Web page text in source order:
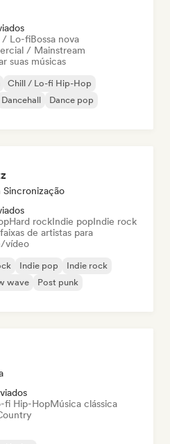
/ Lo-fiBossa nova
/ Mainstream
suas músicas
Chill / Lo-fi Hip-Hop
Dancehall
Dance pop
Sincronização
Hard rockIndie popIndie rock
de artistas para
vídeo
Indie pop
Indie rock
wave
Post punk
fi Hip-HopMúsica clássica